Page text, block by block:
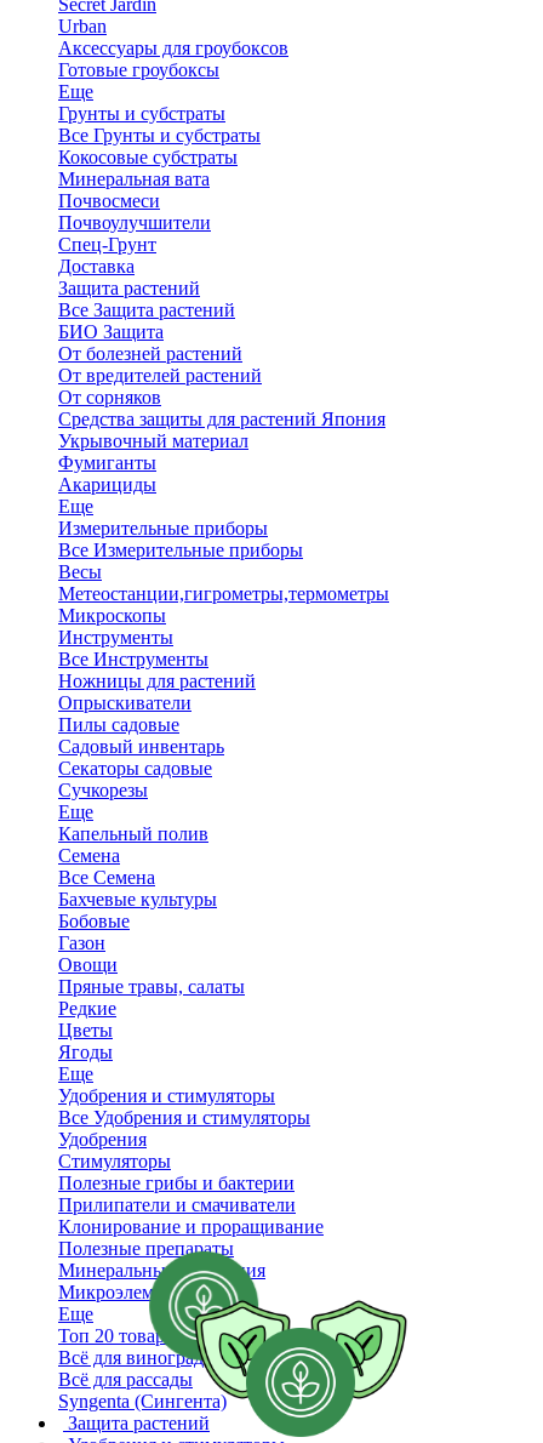
Secret Jardin
Urban
Аксессуары для гроубоксов
Готовые гроубоксы
Еще
Грунты и субстраты
Все Грунты и субстраты
Кокосовые субстраты
Минеральная вата
Почвосмеси
Почвоулучшители
Спец-Грунт
Доставка
Защита растений
Все Защита растений
БИО Защита
От болезней растений
От вредителей растений
От сорняков
Средства защиты для растений Япония
Укрывочный материал
Фумиганты
Акарициды
Еще
Измерительные приборы
Все Измерительные приборы
Весы
Метеостанции,гигрометры,термометры
Микроскопы
Инструменты
Все Инструменты
Ножницы для растений
Опрыскиватели
Пилы садовые
Садовый инвентарь
Секаторы садовые
Сучкорезы
Еще
Капельный полив
Семена
Все Семена
Бахчевые культуры
Бобовые
Газон
Овощи
Пряные травы, салаты
Редкие
Цветы
Ягоды
Еще
Удобрения и стимуляторы
Все Удобрения и стимуляторы
Удобрения
Стимуляторы
Полезные грибы и бактерии
Прилипатели и смачиватели
Клонирование и проращивание
Полезные препараты
Минеральные удобрения
Микроэлементы
Еще
Топ 20 товаров
Всё для винограда
Всё для рассады
Syngenta (Сингента)
Защита растений